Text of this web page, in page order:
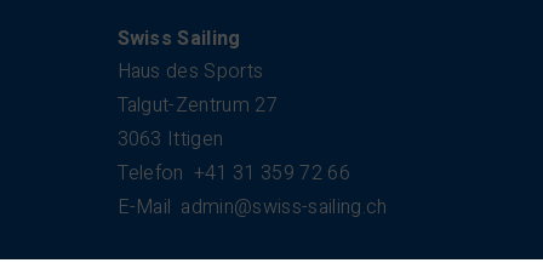
Swiss Sailing
Haus des Sports
Talgut-Zentrum 27
3063 Ittigen
Telefon +41 31 359 72 66
E-Mail admin@swiss-sailing.ch